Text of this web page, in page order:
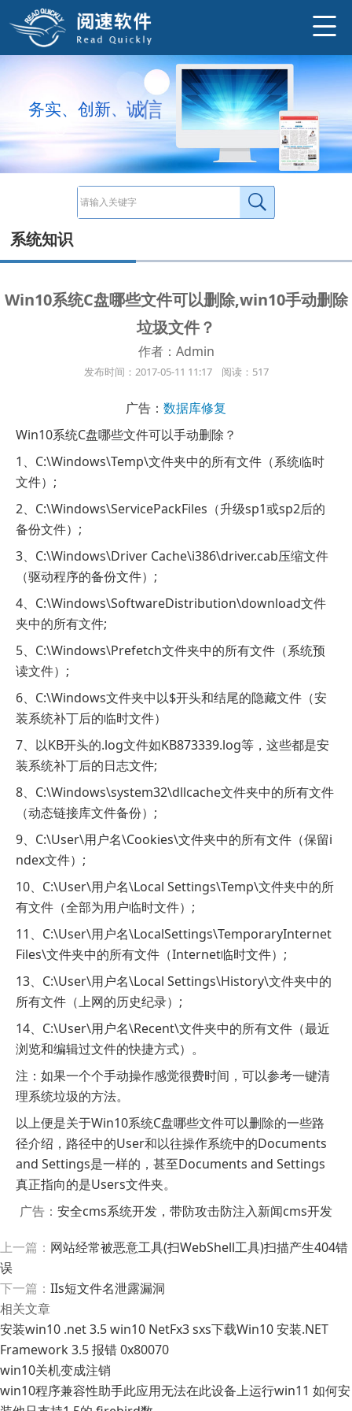
务实、 创新、诚信
系统知识
Win10系统C盘哪些文件可以删除,win10手动删除
垃圾文件？
作者：Admin
发布时间：2017-05-11 11:17 阅读：517
广告： 数据库修复
Win10系统C盘哪些文件可以手动删除？
1、C:\Windows\Temp\文件夹中的所有文件（系统临时
文件）;
2、C:\Windows\ServicePackFiles（升级sp1或sp2后的
备份文件）;
3、C:\Windows\Driver Cache\i386\driver.cab压缩文件
（驱动程序的备份文件）;
4、C:\Windows\SoftwareDistribution\download文件
夹中的所有文件;
5、C:\Windows\Prefetch文件夹中的所有文件（系统预
读文件）;
6、C:\Windows文件夹中以$开头和结尾的隐藏文件（安
装系统补丁后的临时文件）
7、以KB开头的.log文件如KB873339.log等，这些都是安
装系统补丁后的日志文件;
8、C:\Windows\system32\dllcache文件夹中的所有文件
（动态链接库文件备份）;
9、C:\User\用户名\Cookies\文件夹中的所有文件（保留i
ndex文件）;
10、C:\User\用户名\Local Settings\Temp\文件夹中的所
有文件（全部为用户临时文件）;
11、C:\User\用户名\LocalSettings\TemporaryInternet
Files\文件夹中的所有文件（Internet临时文件）;
13、C:\User\用户名\Local Settings\History\文件夹中的
所有文件（上网的历史纪录）;
14、C:\User\用户名\Recent\文件夹中的所有文件（最近
浏览和编辑过文件的快捷方式）。
注：如果一个个手动操作感觉很费时间，可以参考一键清
理系统垃圾的方法。
以上便是关于Win10系统C盘哪些文件可以删除的一些路
径介绍，路径中的User和以往操作系统中的Documents
and Settings是一样的，甚至Documents and Settings
真正指向的是Users文件夹。
广告： 安全cms系统开发，带防攻击防注入新闻cms开发
上一篇： 网站经常被恶意工具(扫WebShell工具)扫描产生404错
误
下一篇： IIs短文件名泄露漏洞
相关文章
安装win10 .net 3.5 win10 NetFx3 sxs下载Win10 安装.NET
Framework 3.5 报错 0x80070
win10关机变成注销
win10程序兼容性助手此应用无法在此设备上运行win11 如何安